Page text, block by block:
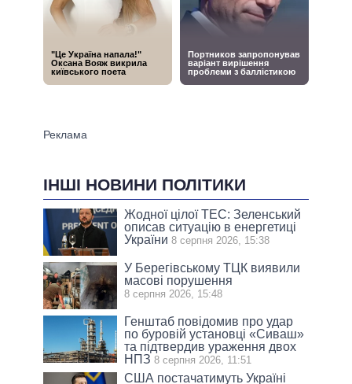
ІНШІ НОВИНИ ПОЛІТИКИ
Жодної цілої ТЕС: Зеленський
описав ситуацію в енергетиці
України 8 серпня 2026, 15:38
У Берегівському ТЦК виявили
масові порушення
8 серпня 2026, 15:48
Генштаб повідомив про удар
по буровій установці «Сиваш»
та підтвердив ураження двох
НПЗ 8 серпня 2026, 11:51
США постачатимуть Україні